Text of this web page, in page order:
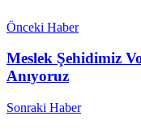
Önceki Haber
Meslek Şehidimiz
Anıyoruz
Sonraki Haber